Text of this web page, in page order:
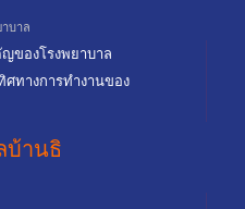
บาล
ของโรงพยาบาล
ทางการทำงานของ
บ้านธิ